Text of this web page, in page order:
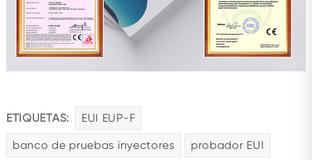
ETIQUETAS: EUI EUP-F
banco de pruebas inyectores probador EUI